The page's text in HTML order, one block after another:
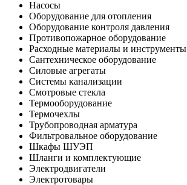
Насосы
Оборудование для отопления
Оборудование контроля давления
Противопожарное оборудование
Расходные материалы и инструменты
Сантехническое оборудование
Силовые агрегаты
Системы канализации
Смотровые стекла
Термооборудование
Термочехлы
Трубопроводная арматура
Фильтровальное оборудование
Шкафы ШУЭП
Шланги и комплектующие
Электродвигатели
Электротовары